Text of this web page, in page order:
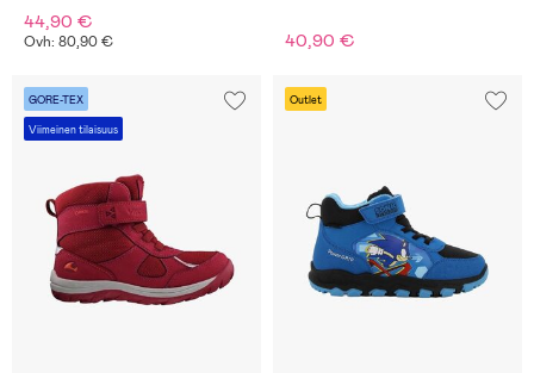
44,90 €
Ovh: 80,90 € 40,90 €
GORE-TEX
Viimeinen tilaisuus
Outlet